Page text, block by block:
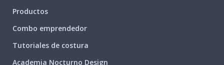
Productos
Combo emprendedor
Tutoriales de costura
Academia Nocturno Design